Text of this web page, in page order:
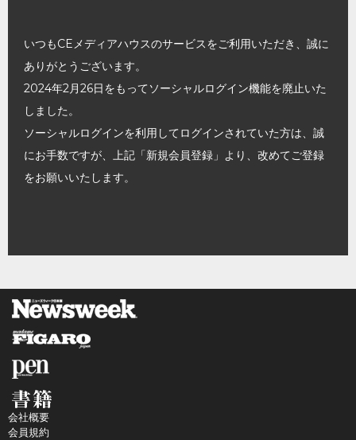
いつもCEメディアハウスのサービスをご利用いただき、誠に
ありがとうございます。
2024年2月26日をもってソーシャルログイン機能を廃止いた
しました。
ソーシャルログインを利用してログインされていた方は、誠
にお手数ですが、上記「新規会員登録」より、改めてご登録
をお願いいたします。
会社概要
会員規約